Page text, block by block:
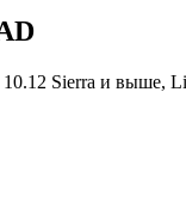
Sierra и выше,